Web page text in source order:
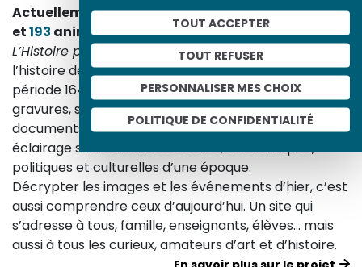
TOUT ACCEPTER
TOUT REFUSER
PERSONNALISER MES CHOIX
POLITIQUE DE CONFIDENTIALITÉ
Actuellement en ligne3153œuvres,1748études
et193 animations.
L’Histoire par l’image
explore les événements de
l’histoire de France et les évolutions majeures de la
période 1643-1945. À travers des peintures, dessins,
gravures, sculptures, photographies, affiches,
documents d’archives, nos études proposent un
éclairage sur les réalités sociales, économiques,
politiques et culturelles d’une époque.
Décrypter les images et les événements d’hier, c’est
aussi comprendre ceux d’aujourd’hui. Un site qui
s’adresse à tous, famille, enseignants, élèves… mais
aussi à tous les curieux, amateurs d’art et d’histoire.